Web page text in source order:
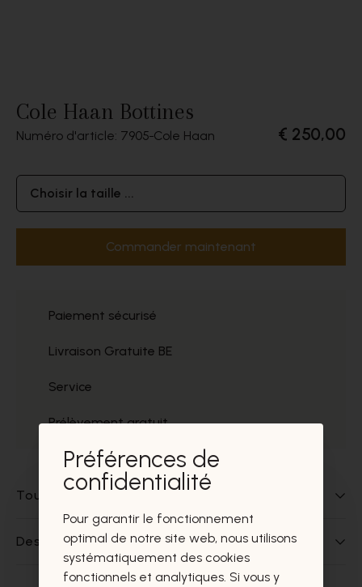
Cole Haan Bottines
Numéro d'article: 7905 Cole Haan € 250,00
Choisir la taille ...
Commander maintenant
Paiement sécurisé
Livraison Gratuite BE
Service
Prélèvement gratuit
Tout sur ce produit
Des questions sur ce produit?
Préférences de
confidentialité
Pour garantir le fonctionnement
optimal de notre site web, nous utilisons
systématiquement des cookies
fonctionnels et analytiques. Si vous y